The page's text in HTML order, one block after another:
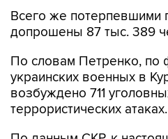
Всего же потерпевшими
допрошены 87 тыс. 389
По словам Петренко, по
украинских военных в
возбуждено 711
террористических атаках.